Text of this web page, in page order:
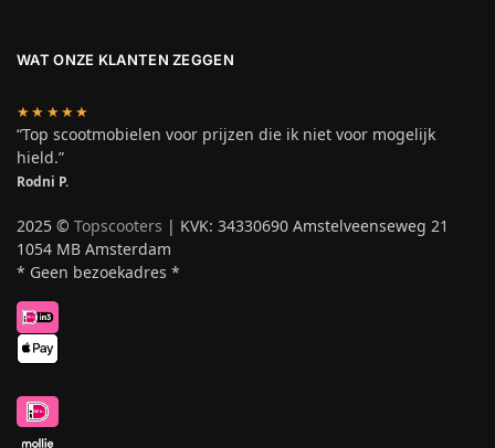
WAT ONZE KLANTEN ZEGGEN
★★★★★
“Top scootmobielen voor prijzen die ik niet voor mogelijk
hield.”
Rodni P.
2025 © Topscooters | KVK: 34330690 Amstelveenseweg 21
1054 MB Amsterdam
* Geen bezoekadres *